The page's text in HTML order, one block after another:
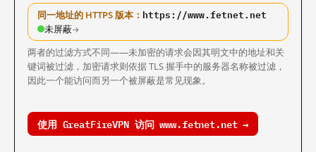
同一地址的 HTTPS 版本： https://www.fetnet.net
未屏蔽→
两者的过滤方式不同——未加密的请求会因其明文中的地址和关
键词被过滤，加密请求则依据 TLS 握手中的服务器名称被过滤，
因此一个能访问而另一个被屏蔽是常见现象。
使用 GreatFireVPN 访问 www.fetnet.net →